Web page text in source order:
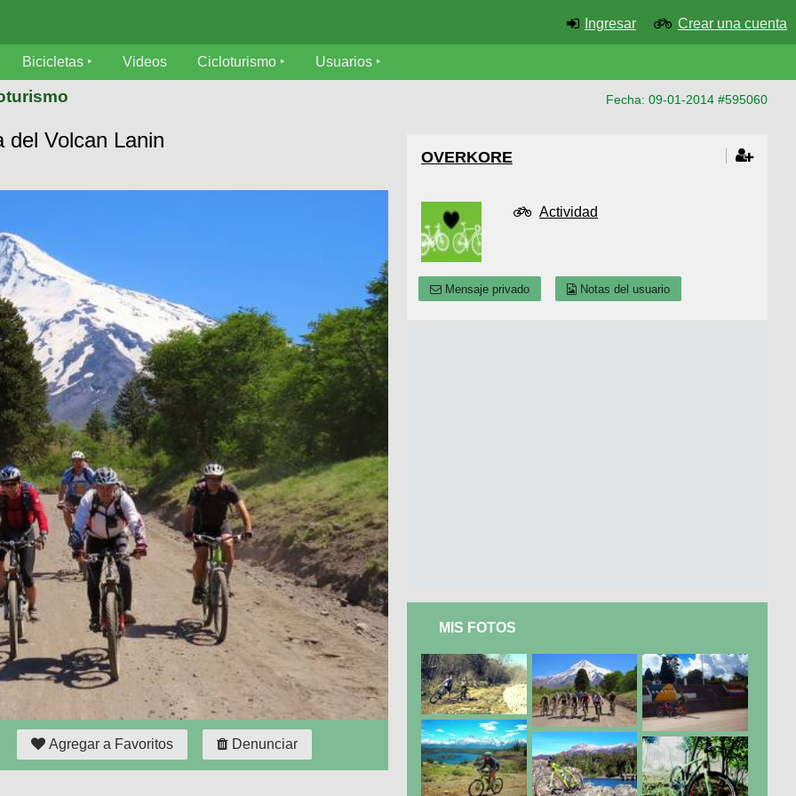
Ingresar Crear una cuenta
Bicicletas Videos Cicloturismo Usuarios
Fecha: 09-01-2014 #595060
del Volcan Lanin
Agregar a Favoritos Denunciar
OVERKORE
Actividad
Mensaje privado Notas del usuario
MIS FOTOS